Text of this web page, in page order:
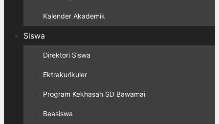
Kalender Akademik
Siswa
Direktori Siswa
Ektrakurikuler
Program Kekhasan SD Bawamai
Beasiswa